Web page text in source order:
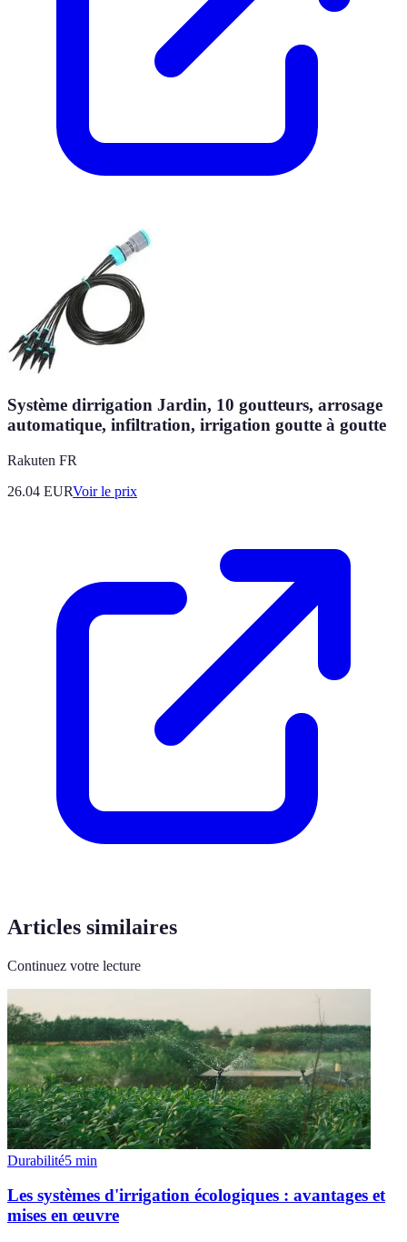
Système dirrigation Jardin, 10 goutteurs, arrosage
automatique, infiltration, irrigation goutte à goutte
Rakuten FR
26.04 EURVoir le prix
Articles similaires
Continuez votre lecture
Durabilité5 min
Les systèmes d'irrigation écologiques : avantages et
mises en œuvre